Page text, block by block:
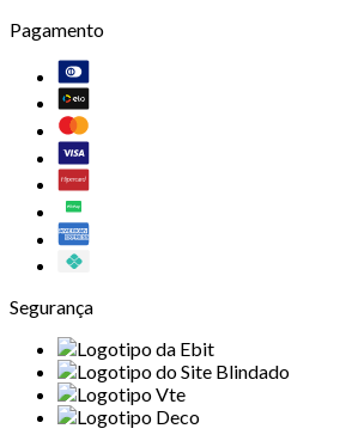
Pagamento
Segurança